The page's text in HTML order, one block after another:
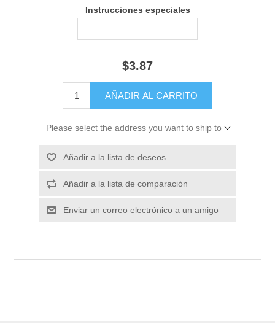
Instrucciones especiales
$3.87
Please select the address you want to ship to